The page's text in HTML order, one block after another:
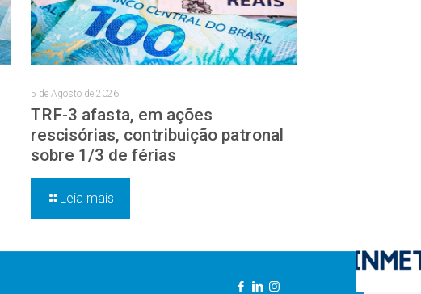
5 de Agosto de 2026
TRF-3 afasta, em ações
rescisórias, contribuição patronal
sobre 1/3 de férias
Leia mais